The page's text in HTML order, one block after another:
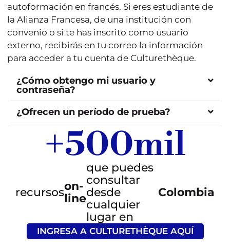
autoformación en francés. Si eres estudiante de
la Alianza Francesa, de una institución con
convenio o si te has inscrito como usuario
externo, recibirás en tu correo la información
para acceder a tu cuenta de Culturethèque.
¿Cómo obtengo mi usuario y
contraseña?
¿Ofrecen un período de prueba?
recursoson-
line
que puedes
consultar
desde
cualquier
lugar en
Colombia
+500mil
INGRESA A CULTURETHÈQUE AQUÍ